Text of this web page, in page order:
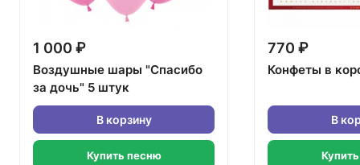
1 000 ₽
Воздушные шары "Спасибо
за дочь" 5 штук
В корзину
Купить песню
770 ₽
Конфеты в
В